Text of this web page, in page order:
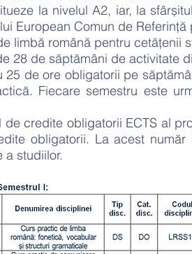
la nivelul A2, iar, la
European Comun de Referinţă
limbă română pentru cetățenii
28 de săptămâni de activitate
25 de ore obligatorii pe
Fiecare semestru este
obligatorii ECTS al
obligatorii. La acest
a studiilor.